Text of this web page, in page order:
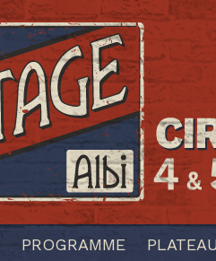
PROGRAMME